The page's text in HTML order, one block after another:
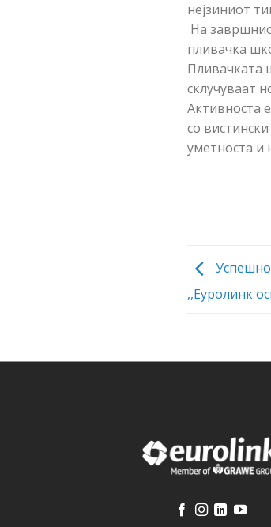
нејзиниот
На
пливачка
Пливачката
склучуваат
Активноста
со
уметноста и
,,Еуролинк